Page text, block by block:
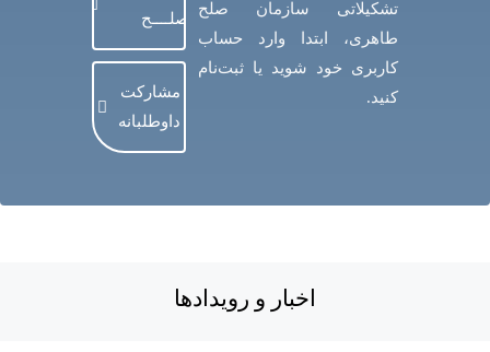
تشکیلاتی سازمان صلح
طاهری، ابتدا وارد حساب
کاربری خود شوید یا ثبت‌نام
کنید.
صلــــح
مشارکت
داوطلبانه
اخبار و رویدادها